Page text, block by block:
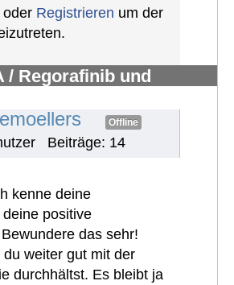
oder Registrieren um der
/ Regorafinib und
Offline
Beiträge: 14
kenne deine
positive
das sehr!
weiter gut mit der
durchhältst. Es bleibt ja